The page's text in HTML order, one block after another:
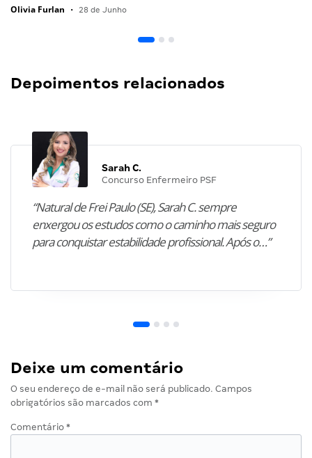
Olivia Furlan • 28 de Junho
Depoimentos relacionados
Sarah C.
Concurso Enfermeiro PSF
“Natural de Frei Paulo (SE), Sarah C. sempre
enxergou os estudos como o caminho mais seguro
para conquistar estabilidade profissional. Após o…”
Deixe um comentário
O seu endereço de e-mail não será publicado. Campos
obrigatórios são marcados com *
Comentário *